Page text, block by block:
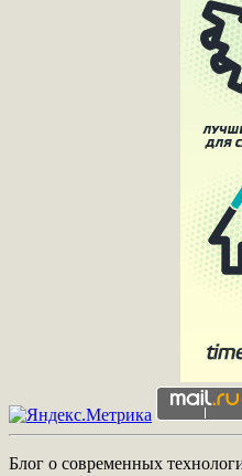
Блог о современных